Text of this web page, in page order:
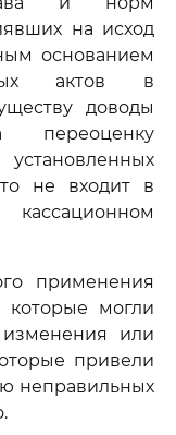
на исход
основанием
актов в
доводы
не входит в
применения
которые могли
или
привели
неправильных